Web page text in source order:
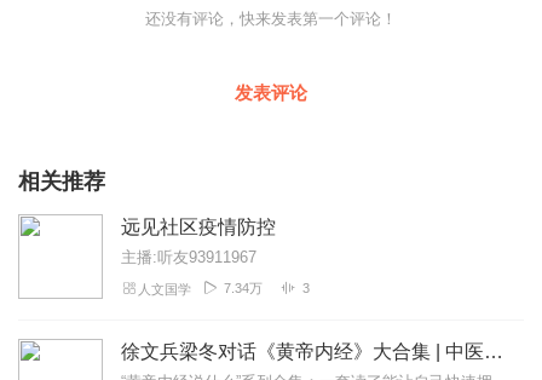
还没有评论，快来发表第一个评论！
发表评论
相关推荐
远见社区疫情防控
主播:听友93911967
人文国学 7.34万 3
徐文兵梁冬对话《黄帝内经》大合集 | 中医养生